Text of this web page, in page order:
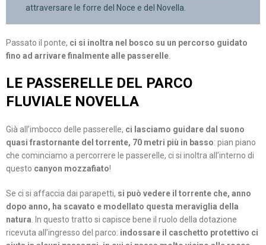
attraversare le forre del Noce e del Novella.
Passato il ponte, ci si inoltra nel bosco su un percorso guidato
fino ad arrivare finalmente alle passerelle.
LE PASSERELLE DEL PARCO
FLUVIALE NOVELLA
Già all’imbocco delle passerelle, ci lasciamo guidare dal suono
quasi frastornante del torrente, 70 metri più in basso: pian piano
che cominciamo a percorrere le passerelle, ci si inoltra all’interno di
questo canyon mozzafiato!
Se ci si affaccia dai parapetti, si può vedere il torrente che, anno
dopo anno, ha scavato e modellato questa meraviglia della
natura. In questo tratto si capisce bene il ruolo della dotazione
ricevuta all’ingresso del parco: indossare il caschetto protettivo ci